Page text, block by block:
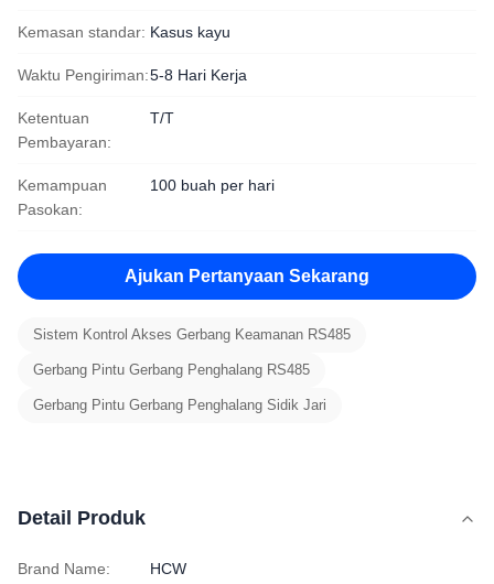
Kemasan standar: Kasus kayu
Waktu Pengiriman:5-8 Hari Kerja
Ketentuan
Pembayaran:
T/T
Kemampuan
Pasokan:
100 buah per hari
Ajukan Pertanyaan Sekarang
Sistem Kontrol Akses Gerbang Keamanan RS485
Gerbang Pintu Gerbang Penghalang RS485
Gerbang Pintu Gerbang Penghalang Sidik Jari
Detail Produk
Brand Name: HCW